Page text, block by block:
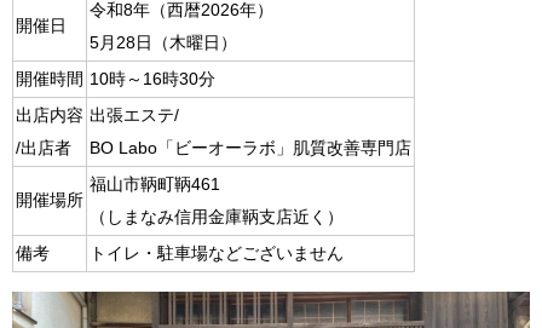
開催日
令和8年（西暦2026年）
5月28日（木曜日）
開催時間 10時～16時30分
出店内容
/出店者
出張エステ/
BO Labo「ビーオーラボ」肌質改善専門店
開催場所
福山市鞆町鞆461
（しまなみ信用金庫鞆支店近く）
備考
トイレ・駐車場などございません